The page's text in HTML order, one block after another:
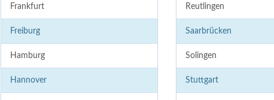
Frankfurt
Freiburg
Hamburg
Hannover
Reutlingen
Saarbrücken
Solingen
Stuttgart